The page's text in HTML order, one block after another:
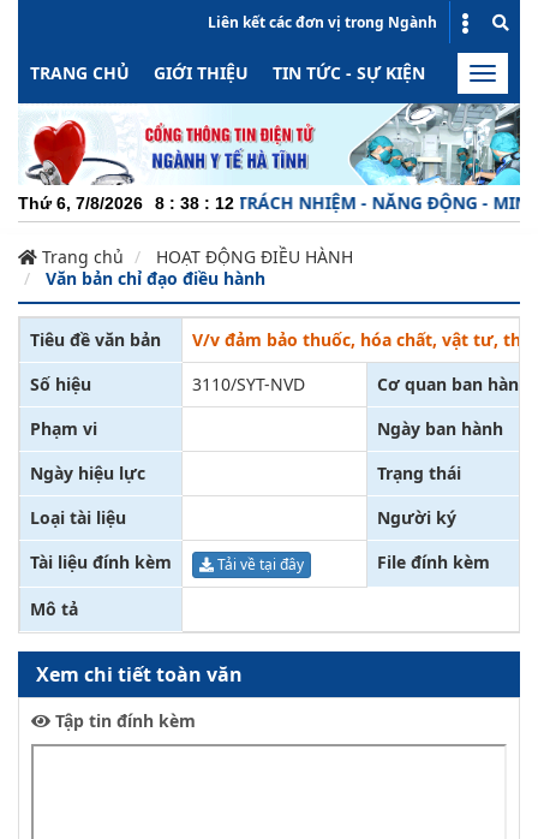
Liên kết các đơn vị trong Ngành
TRANG CHỦ GIỚI THIỆU TIN TỨC - SỰ KIỆN HOẠT
Toggle
Thứ 6, 7/8/2026 8 : 38 : 12
CHUYÊN NGHIỆP - TRÁCH NHIỆM - NĂNG ĐỘNG - MINH
Trang chủ
HOẠT ĐỘNG ĐIỀU HÀNH
Văn bản chỉ đạo điều hành
Tiêu đề văn bản
V/v đảm bảo thuốc, hóa chất, vật tư,
Số hiệu
3110/SYT-NVD
Cơ quan ban hành
Phạm vi
Ngày ban hành
Ngày hiệu lực
Trạng thái
Loại tài liệu
Người ký
Tài liệu đính kèm
Tải về tại đây File đính kèm
Mô tả
Xem chi tiết toàn văn
Tập tin đính kèm